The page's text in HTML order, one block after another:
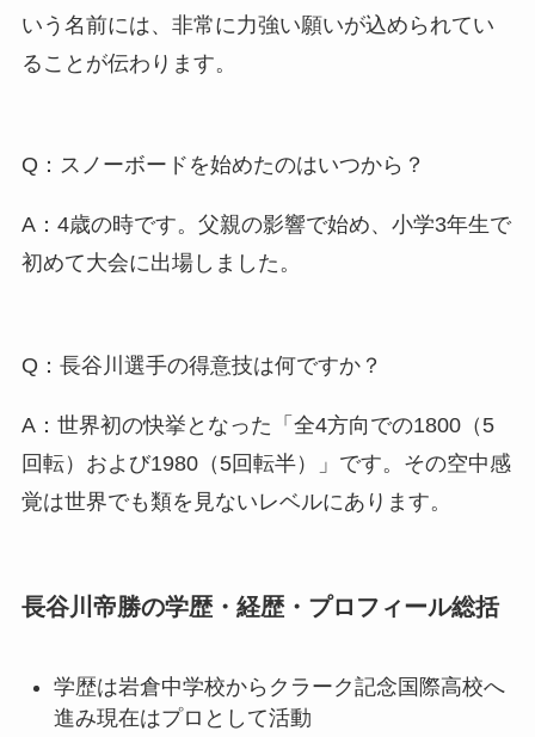
いう名前には、非常に力強い願いが込められてい
ることが伝わります。
Q：スノーボードを始めたのはいつから？
A：4歳の時です。父親の影響で始め、小学3年生で
初めて大会に出場しました。
Q：長谷川選手の得意技は何ですか？
A：世界初の快挙となった「全4方向での1800（5
回転）および1980（5回転半）」です。その空中感
覚は世界でも類を見ないレベルにあります。
長谷川帝勝の学歴・経歴・プロフィール総括
学歴は岩倉中学校からクラーク記念国際高校へ
進み現在はプロとして活動